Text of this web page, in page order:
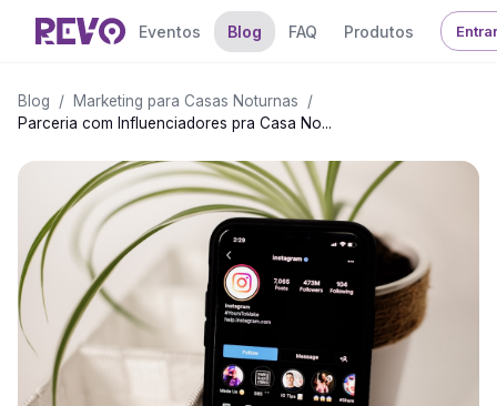
Eventos Blog FAQ Produtos
Blog / Marketing para Casas Noturnas
/
Parceria com Influenciadores pra Casa No...